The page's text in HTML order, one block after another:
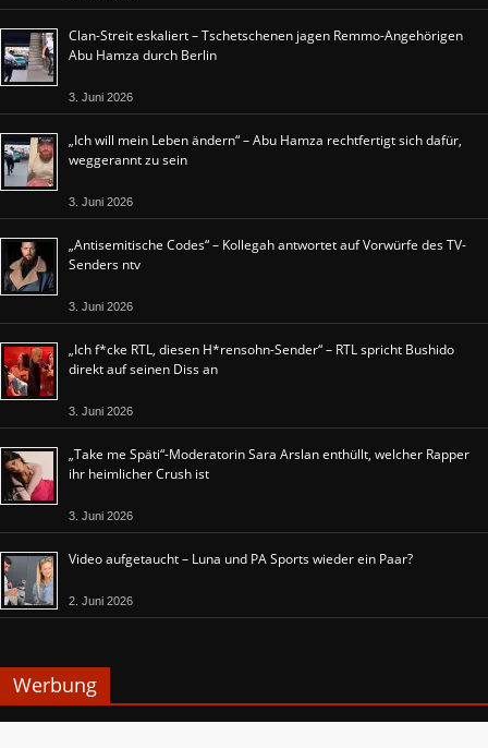
Clan-Streit eskaliert – Tschetschenen jagen Remmo-Angehörigen
Abu Hamza durch Berlin
3. Juni 2026
„Ich will mein Leben ändern“ – Abu Hamza rechtfertigt sich dafür,
weggerannt zu sein
3. Juni 2026
„Antisemitische Codes“ – Kollegah antwortet auf Vorwürfe des TV-
Senders ntv
3. Juni 2026
„Ich f*cke RTL, diesen H*rensohn-Sender“ – RTL spricht Bushido
direkt auf seinen Diss an
3. Juni 2026
„Take me Späti“-Moderatorin Sara Arslan enthüllt, welcher Rapper
ihr heimlicher Crush ist
3. Juni 2026
Video aufgetaucht – Luna und PA Sports wieder ein Paar?
2. Juni 2026
Werbung